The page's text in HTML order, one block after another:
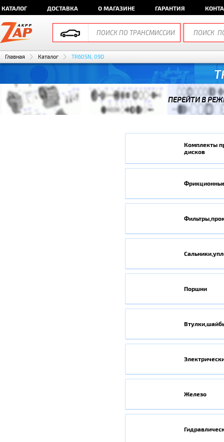
КАТАЛОГ ДОСТАВКА О МАГАЗИНЕ ГАРАНТИЯ
Главная Каталог TR60SN, 09D
ПЕРЕЙТИ В
Комплекты
дисков
Поршни
Железо